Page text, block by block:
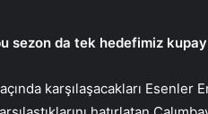
sezon da tek hedefimiz
karşılaşacakları Esenler